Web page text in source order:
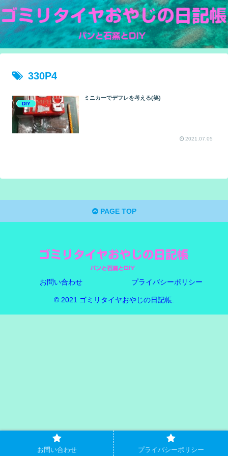
330P4
DIY
ミニカーでデフレを考える(笑)
2021.07.05
PAGE TOP
お問い合わせ プライバシーポリシー
© 2021 ゴミリタイヤおやじの日記帳.
お問い合わせ プライバシーポリシー